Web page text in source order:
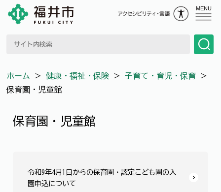
MENU
ホーム ＞ 健康・福祉・保険 ＞ 子育て・育児・保育 ＞
保育園・児童館
保育園・児童館
令和9年4月1日からの保育園・認定こども園の入
園申込について